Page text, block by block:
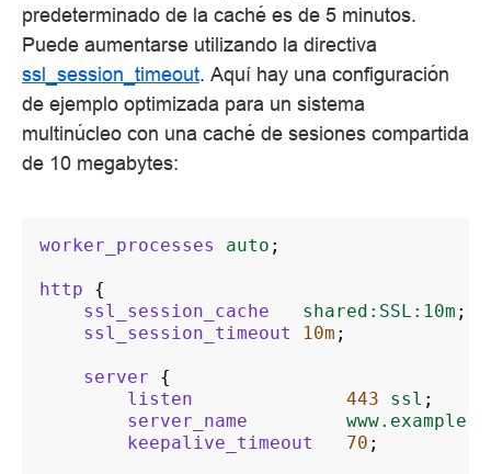
predeterminado de la caché es de 5 minutos.
Puede aumentarse utilizando la directiva
ssl_session_timeout. Aquí hay una configuración
de ejemplo optimizada para un sistema
multinúcleo con una caché de sesiones compartida
de 10 megabytes:
worker_processes auto ;
http
{
ssl_session_cache
shared:SSL:10m ;
ssl_session_timeout
10m ;
server
{
listen
443 ssl ;
server_name
keepalive_timeout
70 ;